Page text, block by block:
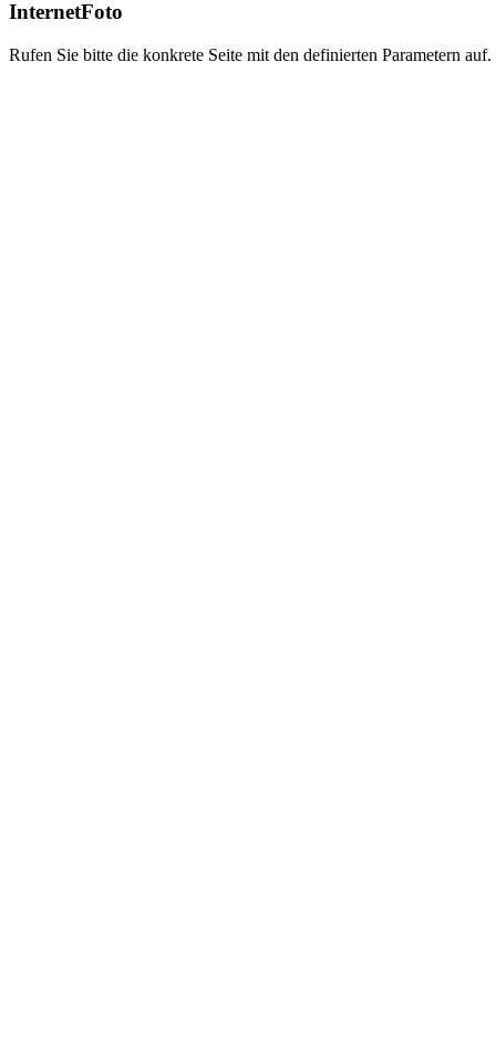
InternetFoto
Rufen Sie bitte die konkrete Seite mit den definierten Parametern auf.